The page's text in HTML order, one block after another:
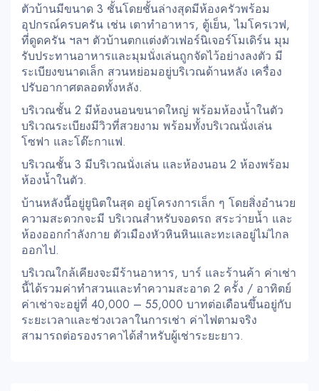
ตัวบ้านมีขนาด 3 ชั้นโดยชั้นล่างสุดมีห้องครัวพร้อม
อุปกรณ์ครบครัน เช่น เตาทำอาหาร, ตู้เย็น, ไมโครเวฟ,
ที่ดูดครัน ฯลฯ ตัวบ้านตกแต่งตัวเฟอร์นิเจอร์โมเดิร์น มุม
รับประทานอาหารและมุมนั่งเล่นถูกจัดไว้อย่างลงตัว มี
ระเบียงขนาดเล็ก สวนหย่อมอยู่บริเวณด้านหลัง เครื่อง
ปรับอากาศตลอดทั้งหลัง.
บริเวณชั้น 2 มีห้องนอนขนาดใหญ่ พร้อมห้องน้ำในตัว
บริเวณระเบียงมีวิวที่สวยงาม พร้อมทั้งบริเวณนั่งเล่น
โซฟา และโต๊ะกาแฟ.
บริเวณชั้น 3 มีบริเวณนั่งเล่น และห้องนอน 2 ห้องพร้อม
ห้องน้ำในตัว.
บ้านหลังนี้อยู่ยูนิตในสุด อยู่โครงการเล็ก ๆ โดยสิ่งอำนวย
ความสะดวกจะมี บริเวณสำหรับจอดรถ สระว่ายน้ำ และ
ห้องออกกำลังกาย ตัวเมืองหัวหินหินและทะเลอยู่ไม่ไกล
ออกไป.
บริเวณใกล้เคียงจะมีร้านอาหาร, บาร์ และร้านค้า ค่าเช่า
นี้ได้รวมค่าทำสวนและทำความสะอาด 2 ครั้ง / อาทิตย์
ค่าเช่าจะอยู่ที่ 40,000 – 55,000 บาทต่อเดือนขึ้นอยู่กับ
ระยะเวลาและช่วงเวลาในการเช่า ค่าไฟตามจริง
สามารถต่อรองราคาได้สำหรับผู้เช่าระยะยาว.